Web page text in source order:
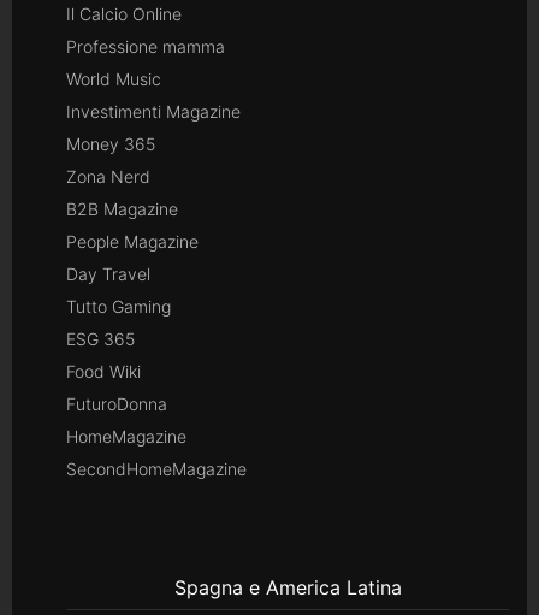
Il Calcio Online
Professione mamma
World Music
Investimenti Magazine
Money 365
Zona Nerd
B2B Magazine
People Magazine
Day Travel
Tutto Gaming
ESG 365
Food Wiki
FuturoDonna
HomeMagazine
SecondHomeMagazine
Spagna e America Latina